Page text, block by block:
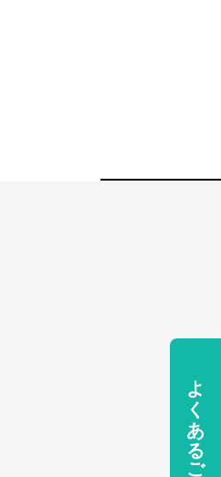
よくあるご質問